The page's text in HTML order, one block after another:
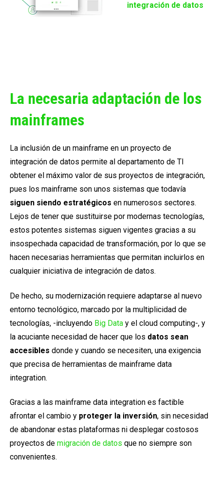
integración de datos
La necesaria adaptación de los
mainframes
La inclusión de un mainframe en un proyecto de
integración de datos permite al departamento de TI
obtener el máximo valor de sus proyectos de integración,
pues los mainframe son unos sistemas que todavía
siguen siendo estratégicos en numerosos sectores.
Lejos de tener que sustituirse por modernas tecnologías,
estos potentes sistemas siguen vigentes gracias a su
insospechada capacidad de transformación, por lo que se
hacen necesarias herramientas que permitan incluirlos en
cualquier iniciativa de integración de datos.
De hecho, su modernización requiere adaptarse al nuevo
entorno tecnológico, marcado por la multiplicidad de
tecnologías, -incluyendo Big Data y el cloud computing-, y
la acuciante necesidad de hacer que los datos sean
accesibles donde y cuando se necesiten, una exigencia
que precisa de herramientas de mainframe data
integration.
Gracias a las mainframe data integration es factible
afrontar el cambio y proteger la inversión, sin necesidad
de abandonar estas plataformas ni desplegar costosos
proyectos de migración de datos que no siempre son
convenientes.